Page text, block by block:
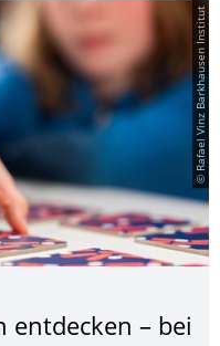
© Rafael Vinz Barkhausen Institut
entdecken – bei